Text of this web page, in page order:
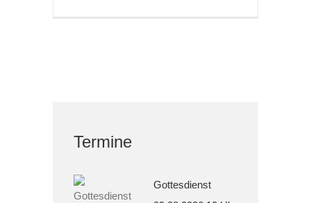
Termine
Gottesdienst